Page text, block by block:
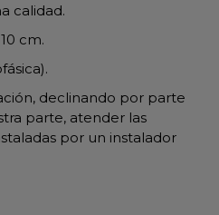
calidad.
cm.
declinando por parte
parte, atender las
por un instalador